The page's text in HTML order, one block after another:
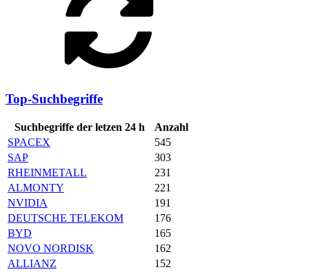
Top-Suchbegriffe
Suchbegriffe der letzen 24 h
Anzahl
SPACEX
545
SAP
303
RHEINMETALL
231
ALMONTY
221
NVIDIA
191
DEUTSCHE TELEKOM
176
BYD
165
NOVO NORDISK
162
ALLIANZ
152